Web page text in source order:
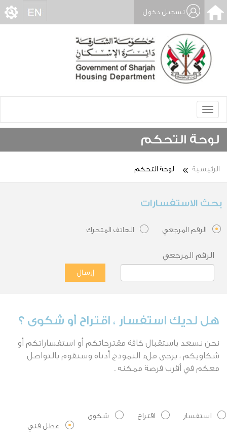
تسجيل دخول
Toggle
navigation
لوحة التحكم
الرئيسية لوحة التحكم
الاستفسارات
الرقم المرجعي الهاتف المتحرك
الرقم المرجعي
هل لديك استفسار ، اقتراح أو شكوى ؟
نحن نسعد باستقبال كافة مقترحاتكم أو استفساراتكم أو
شكاويكم ، يرجى ملء النموذج أدناه وسنقوم بالتواصل
معكم في أقرب فرصة ممكنه .
استفسار اقتراح
شكوى
عطل فني